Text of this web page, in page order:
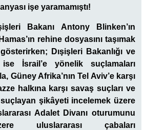
işe yaramamıştı!
Bakanı Antony Blinken’ın
rehine dosyasını taşımak
Dışişleri Bakanlığı ve
İsrail’e yönelik suçlamaları
Güney Afrika’nın Tel Aviv’e karşı
halkına karşı savaş suçları ve
suçlayan şikâyeti incelemek üzere
Adalet Divanı oturumunu
uluslararası çabaları